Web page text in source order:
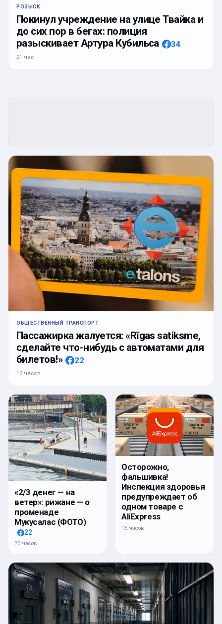
РОЗЫСК
Покинул учреждение на улице Твайка и
до сих пор в бегах: полиция
разыскивает Артура Кубильса
34
21 час
ОБЩЕСТВЕННЫЙ ТРАНСПОРТ
Пассажирка жалуется: «Rīgas satiksme,
сделайте что-нибудь с автоматами для
билетов!»
22
13 часов
«2/3 денег — на
ветер»: рижане — о
променаде
Мукусалас (ФОТО)
22
20 часов
Осторожно,
фальшивка!
Инспекция здоровья
предупреждает об
одном товаре с
AliExpress
15 часов